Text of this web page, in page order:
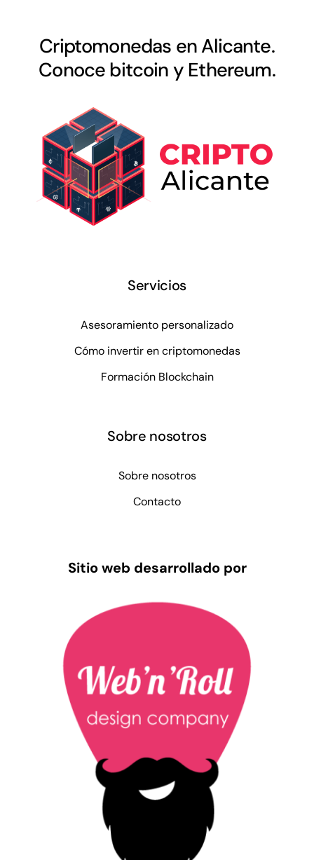
Criptomonedas en Alicante.
Conoce bitcoin y Ethereum.
Servicios
Asesoramiento personalizado
Cómo invertir en criptomonedas
Formación Blockchain
Sobre nosotros
Sobre nosotros
Contacto
Sitio web desarrollado por